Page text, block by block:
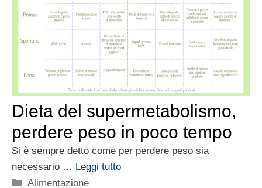
Dieta del supermetabolismo,
perdere peso in poco tempo
Si è sempre detto come per perdere peso sia
necessario … Leggi tutto
Categorie
Alimentazione